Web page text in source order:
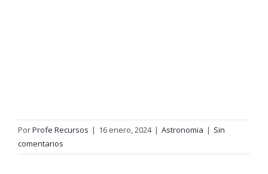
PorProfe Recursos | 16 enero, 2024 | Astronomia | Sin
comentarios